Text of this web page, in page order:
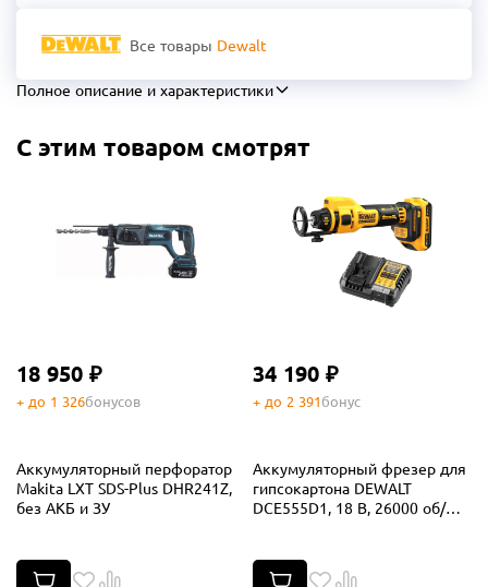
Все товары Dewalt
Полное описание и характеристики
С этим товаром смотрят
18 950 ₽
+ до 1 326бонусов
Аккумуляторный перфоратор
Makita LXT SDS-Plus DHR241Z,
без АКБ и ЗУ
34 190 ₽
+ до 2 391бонус
Аккумуляторный фрезер для
гипсокартона DEWALT
DCE555D1, 18 В, 26000 об/